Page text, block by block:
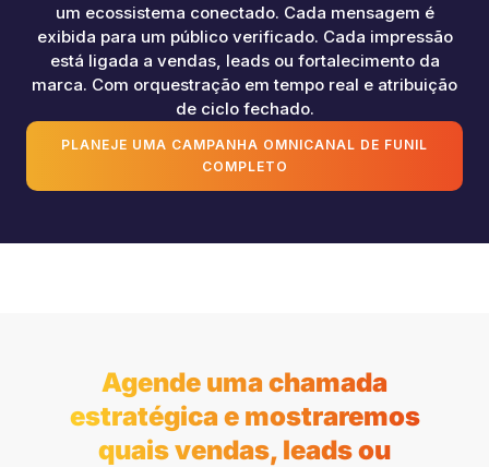
um ecossistema conectado. Cada mensagem é
exibida para um público verificado. Cada impressão
está ligada a vendas, leads ou fortalecimento da
marca. Com orquestração em tempo real e atribuição
de ciclo fechado.
PLANEJE UMA CAMPANHA OMNICANAL DE FUNIL
COMPLETO
Agende uma chamada
estratégica e mostraremos
quais vendas, leads ou